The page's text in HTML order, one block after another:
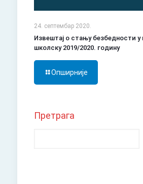
24. септембар 2020.
Извештај о стању безбедности у
школску 2019/2020. годину
Опширније
Претрага